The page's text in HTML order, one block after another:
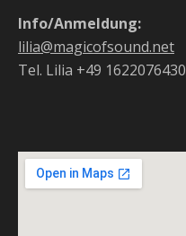
Info/Anmeldung:
lilia@magicofsound.net
Tel. Lilia +49 1622076430